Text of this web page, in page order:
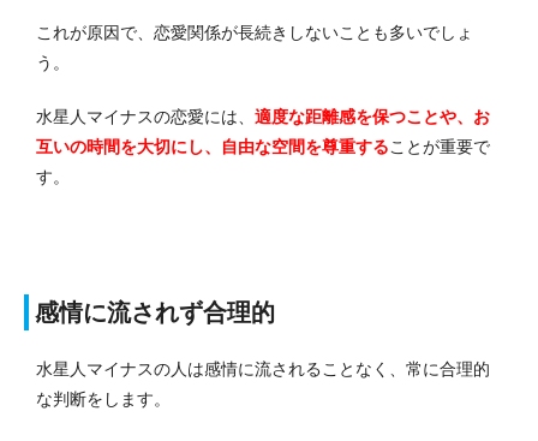
これが原因で、恋愛関係が長続きしないことも多いでしょ
う。
水星人マイナスの恋愛には、 適度な距離感を保つことや、お
互いの時間を大切にし、自由な空間を尊重することが重要で
す。
感情に流されず合理的
水星人マイナスの人は感情に流されることなく、常に合理的
な判断をします。